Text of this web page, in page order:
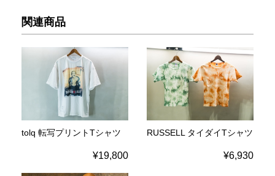
関連商品
tolq 転写プリントTシャツ
¥19,800
RUSSELL タイダイTシャツ
¥6,930